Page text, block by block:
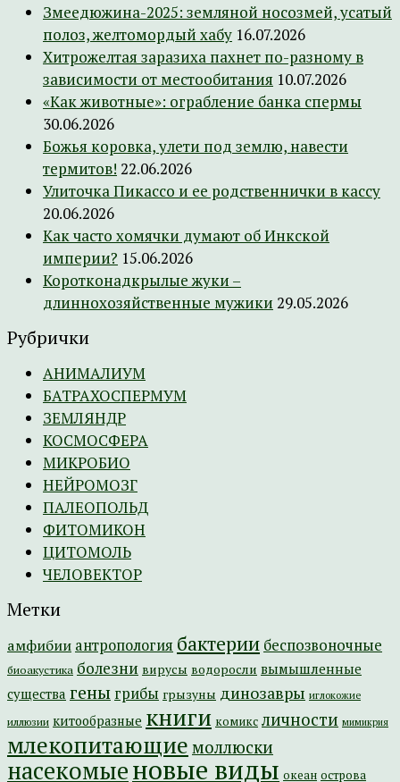
Змеедюжина-2025: земляной носозмей, усатый
полоз, желтомордый хабу 16.07.2026
Хитрожелтая заразиха пахнет по-разному в
зависимости от местообитания 10.07.2026
«Как животные»: ограбление банка спермы
30.06.2026
Божья коровка, улети под землю, навести
термитов! 22.06.2026
Улиточка Пикассо и ее родственнички в кассу
20.06.2026
Как часто хомячки думают об Инкской
империи? 15.06.2026
Коротконадкрылые жуки –
длиннохозяйственные мужики 29.05.2026
Рубрички
АНИМАЛИУМ
БАТРАХОСПЕРМУМ
ЗЕМЛЯНДР
КОСМОСФЕРА
МИКРОБИО
НЕЙРОМОЗГ
ПАЛЕОПОЛЬД
ФИТОМИКОН
ЦИТОМОЛЬ
ЧЕЛОВЕКТОР
Метки
амфибии антропология бактерии беспозвоночные
биоакустика болезни вирусы водоросли вымышленные
существа гены грибы грызуны динозавры иглокожие
иллюзии китообразные книги комикс личности мимикрия
млекопитающие моллюски
насекомыеновые виды океан острова